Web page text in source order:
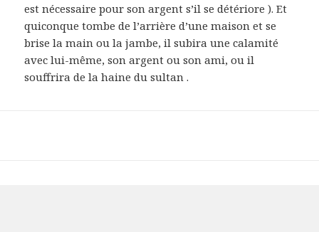
est nécessaire pour son argent s’il se détériore ). Et
quiconque tombe de l’arrière d’une maison et se
brise la main ou la jambe, il subira une calamité
avec lui-même, son argent ou son ami, ou il
souffrira de la haine du sultan .